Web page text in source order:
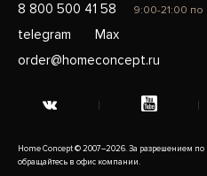
8 800 500 41 58 9:00-21:00 по
telegram
Max
order@homeconcept.ru
Home Concept © 2007–2026. За разрешением по
обращайтесь в офис компании.